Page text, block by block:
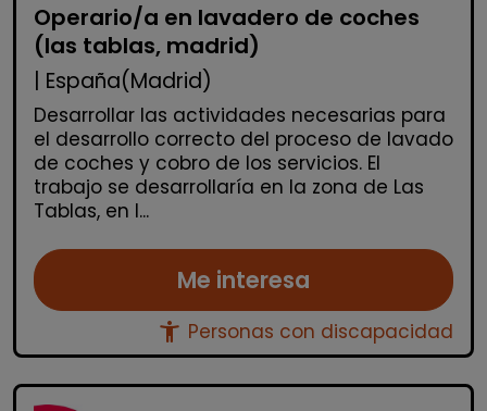
Operario/a en lavadero de coches
(las tablas, madrid)
| España(Madrid)
Desarrollar las actividades necesarias para
el desarrollo correcto del proceso de lavado
de coches y cobro de los servicios. El
trabajo se desarrollaría en la zona de Las
Tablas, en l...
Me interesa
accessibility_new Personas con discapacidad